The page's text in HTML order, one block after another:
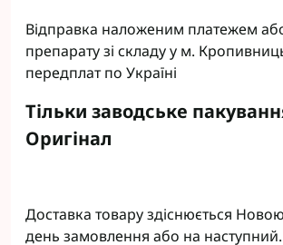
Відправка наложеним платежем
препарату зі складу у м.
передплат по Україні
Тільки заводське
Оригінал
Доставка товару здіснюється
день замовлення або на наступний.